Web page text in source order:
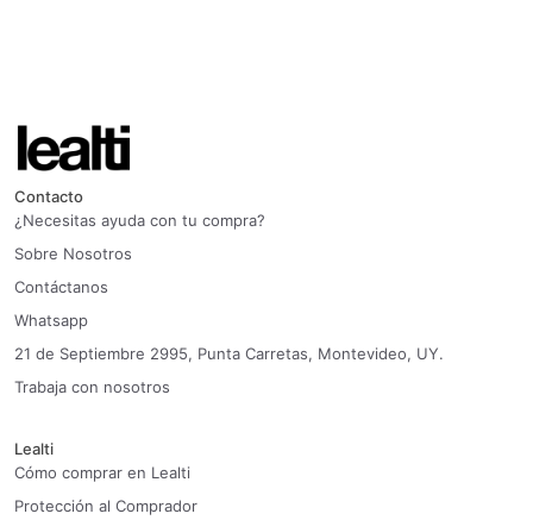
Contacto
¿Necesitas ayuda con tu compra?
Sobre Nosotros
Contáctanos
Whatsapp
21 de Septiembre 2995, Punta Carretas, Montevideo, UY.
Trabaja con nosotros
Lealti
Cómo comprar en Lealti
Protección al Comprador